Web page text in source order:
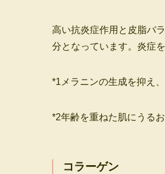
高い抗炎症作用と皮脂バ
分となっています。炎症
*1メラニンの生成を抑え
*2年齢を重ねた肌にうる
コラーゲン